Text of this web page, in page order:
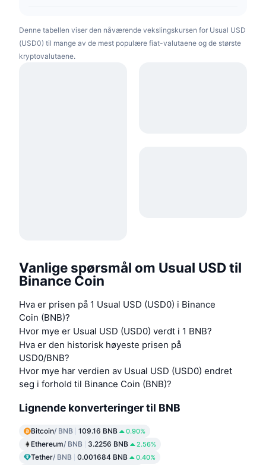
Denne tabellen viser den nåværende vekslingskursen for Usual USD
(USD0) til mange av de mest populære fiat-valutaene og de største
kryptovalutaene.
Vanlige spørsmål om Usual USD til
Binance Coin
Hva er prisen på 1 Usual USD (USD0) i Binance
Coin (BNB)?
Hvor mye er Usual USD (USD0) verdt i 1 BNB?
Hva er den historisk høyeste prisen på
USD0/BNB?
Hvor mye har verdien av Usual USD (USD0) endret
seg i forhold til Binance Coin (BNB)?
Lignende konverteringer til BNB
Bitcoin/ BNB 109.16 BNB 0.90%
Ethereum/ BNB 3.2256 BNB 2.56%
Tether/ BNB 0.001684 BNB 0.40%